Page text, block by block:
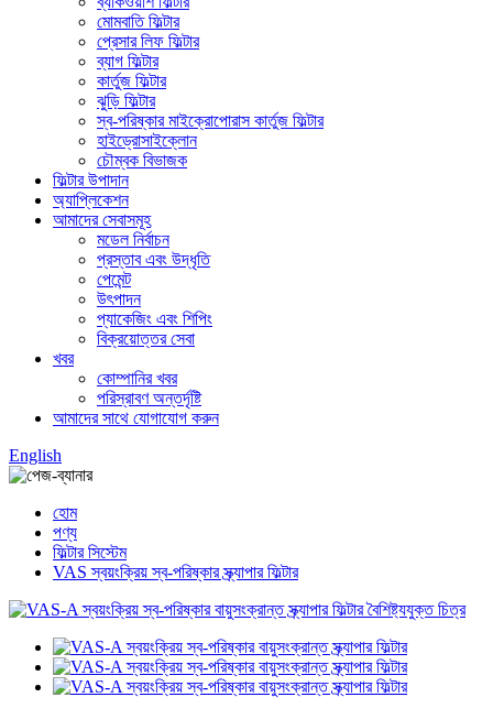
মোমবাতি ফিল্টার
প্রেসার লিফ ফিল্টার
ব্যাগ ফিল্টার
কার্তুজ ফিল্টার
ঝুড়ি ফিল্টার
স্ব-পরিষ্কার মাইক্রোপোরাস কার্তুজ ফিল্টার
হাইড্রোসাইক্লোন
চৌম্বক বিভাজক
ফিল্টার উপাদান
অ্যাপ্লিকেশন
আমাদের সেবাসমূহ
মডেল নির্বাচন
প্রস্তাব এবং উদ্ধৃতি
পেমেন্ট
উৎপাদন
প্যাকেজিং এবং শিপিং
বিক্রয়োত্তর সেবা
খবর
কোম্পানির খবর
পরিস্রাবণ অন্তর্দৃষ্টি
আমাদের সাথে যোগাযোগ করুন
English
হোম
পণ্য
ফিল্টার সিস্টেম
VAS স্বয়ংক্রিয় স্ব-পরিষ্কার স্ক্র্যাপার ফিল্টার